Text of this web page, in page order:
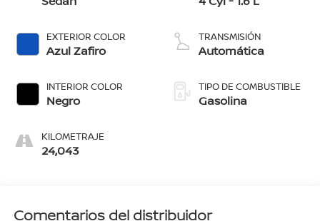
EXTERIOR COLOR
Azul Zafiro
INTERIOR COLOR
Negro
KILOMETRAJE
24,043
TRANSMISIÓN
Automática
TIPO DE COMBUSTIBLE
Gasolina
Comentarios del distribuidor